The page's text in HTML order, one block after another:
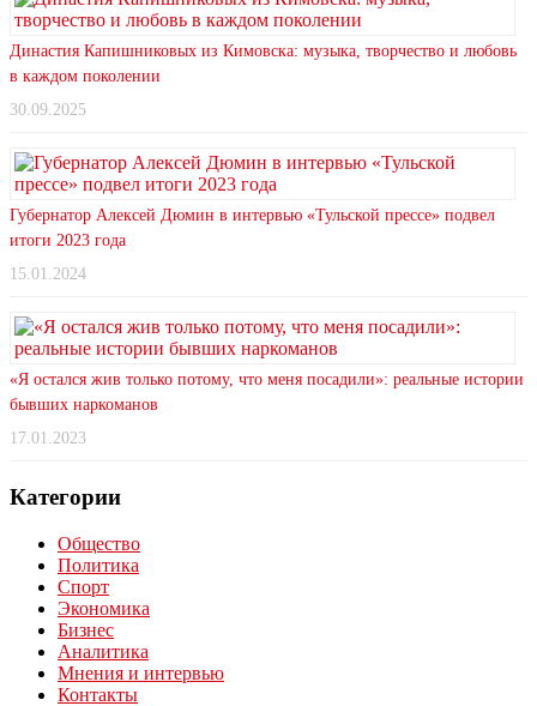
Династия Капишниковых из Кимовска: музыка, творчество и любовь
в каждом поколении
30.09.2025
Губернатор Алексей Дюмин в интервью «Тульской прессе» подвел
итоги 2023 года
15.01.2024
«Я остался жив только потому, что меня посадили»: реальные истории
бывших наркоманов
17.01.2023
Категории
Общество
Политика
Спорт
Экономика
Бизнес
Аналитика
Мнения и интервью
Контакты